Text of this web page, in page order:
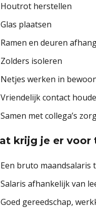
Houtrot herstellen
Glas plaatsen
Ramen en deuren
Zolders isoleren
Netjes werken in
Vriendelijk contact
Samen met collega’s
krijg je er voor
Een bruto maandsalaris
Salaris afhankelijk van
Goed gereedschap,